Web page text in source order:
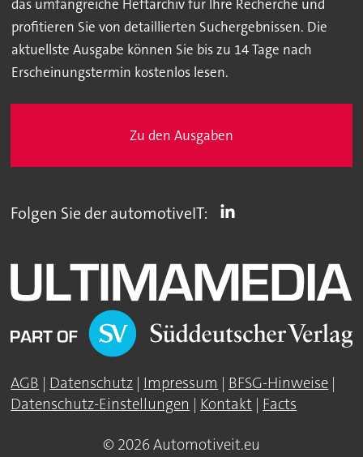
das umfangreiche Heftarchiv für Ihre Recherche und
profitieren Sie von detaillierten Suchergebnissen. Die
aktuellste Ausgabe können Sie bis zu 14 Tage nach
Erscheinungstermin kostenlos lesen.
Zu den Ausgaben
Folgen Sie der automotiveIT:
AGB | Datenschutz | Impressum | BFSG-Hinweise |
Datenschutz-Einstellungen | Kontakt | Facts
© 2026 Automotiveit.eu